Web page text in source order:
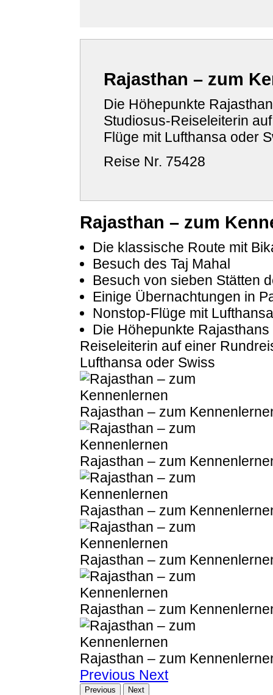
Rajasthan – zum
Die Höhepunkte
Studiosus-Reiseleiterin
Flüge mit Lufthansa oder
Reise Nr. 75428
Rajasthan – zum
Die klassische Route mit
Besuch des Taj Mahal
Besuch von sieben Stätten
Einige Übernachtungen in
Nonstop-Flüge mit
Die Höhepunkte
Reiseleiterin auf einer
Lufthansa oder Swiss
Rajasthan – zum
Rajasthan – zum
Rajasthan – zum
Rajasthan – zum
Rajasthan – zum
Rajasthan – zum
Previous Next
Previous Next